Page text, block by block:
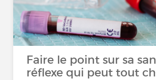
Faire le point sur sa
réflexe qui peut tout